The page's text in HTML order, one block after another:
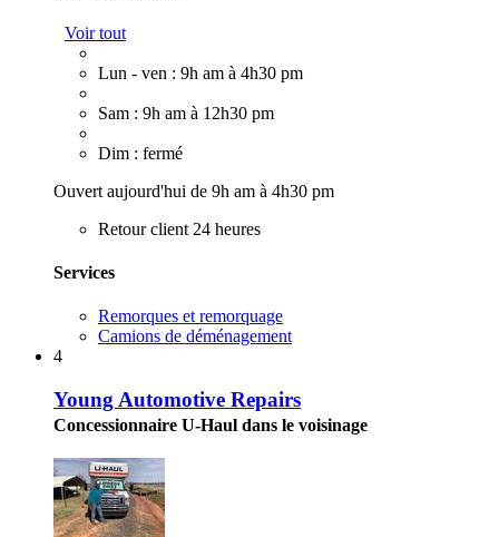
Voir tout
Lun - ven : 9h am à 4h30 pm
Sam : 9h am à 12h30 pm
Dim : fermé
Ouvert aujourd'hui de 9h am à 4h30 pm
Retour client 24 heures
Services
Remorques et remorquage
Camions de déménagement
4
Young Automotive Repairs
Concessionnaire U-Haul dans le voisinage